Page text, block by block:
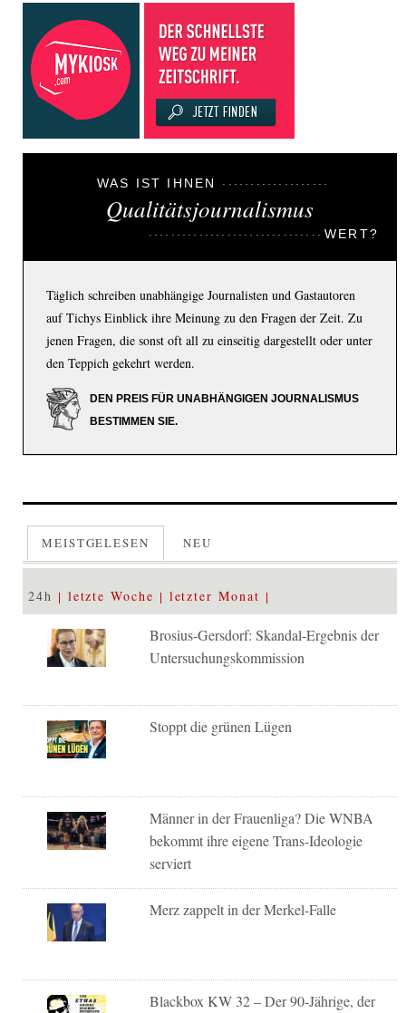
WAS IST IHNEN
Qualitätsjournalismus
WERT?
Täglich schreiben unabhängige Journalisten und Gastautoren
auf Tichys Einblick ihre Meinung zu den Fragen der Zeit. Zu
jenen Fragen, die sonst oft all zu einseitig dargestellt oder unter
den Teppich gekehrt werden.
DEN PREIS FÜR UNABHÄNGIGEN JOURNALISMUS
BESTIMMEN SIE.
MEISTGELESEN NEU
24h letzte Woche letzter Monat
Brosius-Gersdorf: Skandal-Ergebnis der
Untersuchungskommission
Stoppt die grünen Lügen
Männer in der Frauenliga? Die WNBA
bekommt ihre eigene Trans-Ideologie
serviert
Merz zappelt in der Merkel-Falle
Blackbox KW 32 – Der 90-Jährige, der